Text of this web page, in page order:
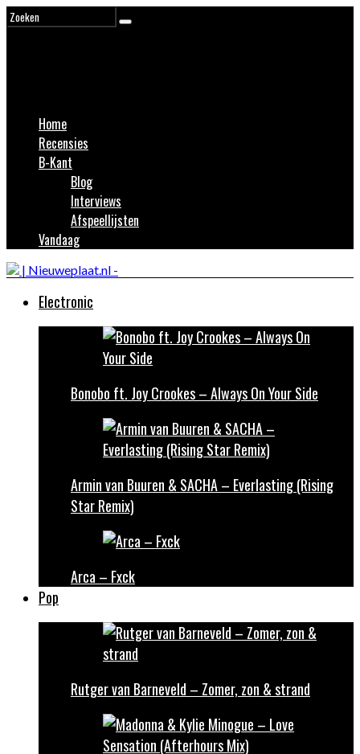
Home
Recensies
B-Kant
Blog
Interviews
Afspeellijsten
Vandaag
Electronic
Bonobo ft. Joy Crookes – Always On Your Side
Armin van Buuren & SACHA – Everlasting (Rising
Star Remix)
Arca – Fxck
Pop
Rutger van Barneveld – Zomer, zon & strand